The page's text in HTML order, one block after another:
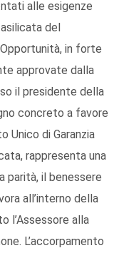
alle esigenze
del
in forte
approvate dalla
il presidente della
concreto a favore
Unico di Garanzia
rappresenta una
parità, il benessere
all’interno della
l’Assessore alla
L’accorpamento